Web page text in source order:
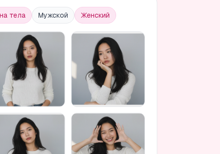
тела Мужской Женский